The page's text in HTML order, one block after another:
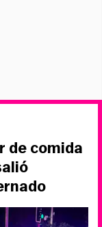
de comida